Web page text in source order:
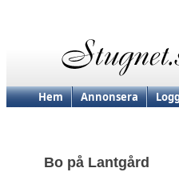
Hem Annonsera
Bo på Lantgård